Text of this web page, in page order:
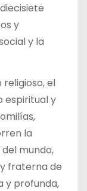
y
y la
religioso, el
espiritual y
la
mundo,
fraterna de
y profunda,